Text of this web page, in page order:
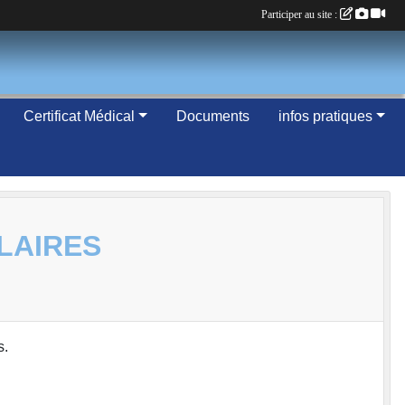
Certificat Médical Documents infos pratiques
Participer au site :